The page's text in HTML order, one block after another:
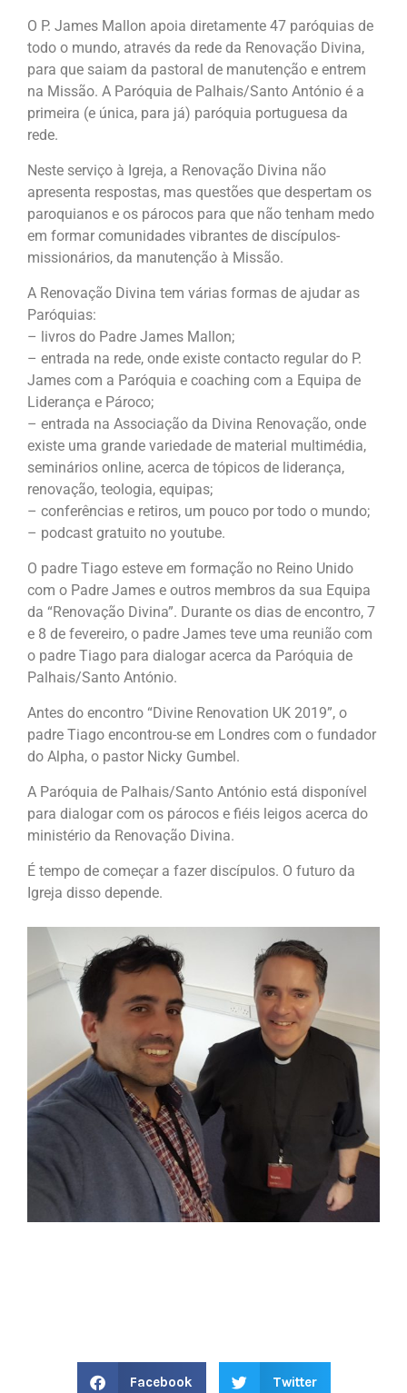
O P. James Mallon apoia diretamente 47 paróquias de
todo o mundo, através da rede da Renovação Divina,
para que saiam da pastoral de manutenção e entrem
na Missão. A Paróquia de Palhais/Santo António é a
primeira (e única, para já) paróquia portuguesa da
rede.
Neste serviço à Igreja, a Renovação Divina não
apresenta respostas, mas questões que despertam os
paroquianos e os párocos para que não tenham medo
em formar comunidades vibrantes de discípulos-
missionários, da manutenção à Missão.
A Renovação Divina tem várias formas de ajudar as
Paróquias:
– livros do Padre James Mallon;
– entrada na rede, onde existe contacto regular do P.
James com a Paróquia e coaching com a Equipa de
Liderança e Pároco;
– entrada na Associação da Divina Renovação, onde
existe uma grande variedade de material multimédia,
seminários online, acerca de tópicos de liderança,
renovação, teologia, equipas;
– conferências e retiros, um pouco por todo o mundo;
– podcast gratuito no youtube.
O padre Tiago esteve em formação no Reino Unido
com o Padre James e outros membros da sua Equipa
da “Renovação Divina”. Durante os dias de encontro, 7
e 8 de fevereiro, o padre James teve uma reunião com
o padre Tiago para dialogar acerca da Paróquia de
Palhais/Santo António.
Antes do encontro “Divine Renovation UK 2019”, o
padre Tiago encontrou-se em Londres com o fundador
do Alpha, o pastor Nicky Gumbel.
A Paróquia de Palhais/Santo António está disponível
para dialogar com os párocos e fiéis leigos acerca do
ministério da Renovação Divina.
É tempo de começar a fazer discípulos. O futuro da
Igreja disso depende.
Facebook Twitter